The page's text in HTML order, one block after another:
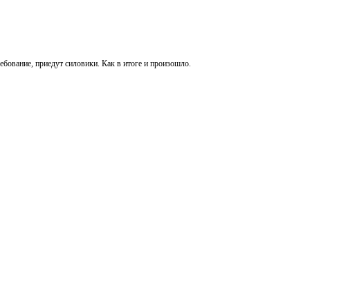
приедут силовики. Как в итоге и произошло.